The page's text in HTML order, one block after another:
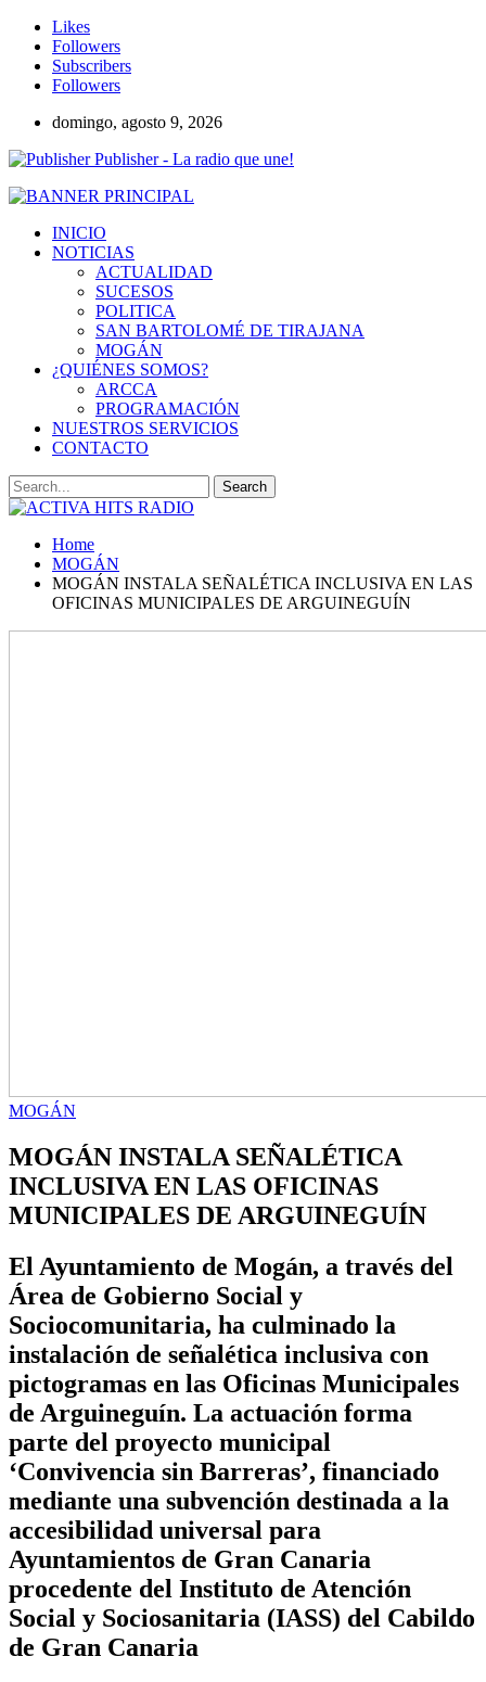
Likes
Followers
Subscribers
Followers
domingo, agosto 9, 2026
Publisher - La radio que une!
INICIO
NOTICIAS
ACTUALIDAD
SUCESOS
POLITICA
SAN BARTOLOMÉ DE TIRAJANA
MOGÁN
¿QUIÉNES SOMOS?
ARCCA
PROGRAMACIÓN
NUESTROS SERVICIOS
CONTACTO
Home
MOGÁN
MOGÁN INSTALA SEÑALÉTICA INCLUSIVA EN LAS
OFICINAS MUNICIPALES DE ARGUINEGUÍN
MOGÁN
MOGÁN INSTALA SEÑALÉTICA
INCLUSIVA EN LAS OFICINAS
MUNICIPALES DE ARGUINEGUÍN
El Ayuntamiento de Mogán, a través del
Área de Gobierno Social y
Sociocomunitaria, ha culminado la
instalación de señalética inclusiva con
pictogramas en las Oficinas Municipales
de Arguineguín. La actuación forma
parte del proyecto municipal
‘Convivencia sin Barreras’, financiado
mediante una subvención destinada a la
accesibilidad universal para
Ayuntamientos de Gran Canaria
procedente del Instituto de Atención
Social y Sociosanitaria (IASS) del Cabildo
de Gran Canaria